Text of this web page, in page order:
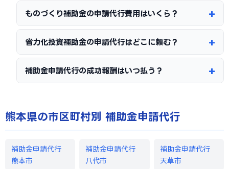
ものづくり補助金の申請代行費用はいくら？
省力化投資補助金の申請代行はどこに頼む？
補助金申請代行の成功報酬はいつ払う？
熊本県の市区町村別 補助金申請代行
補助金申請代行
熊本市
補助金申請代行
八代市
補助金申請代行
天草市